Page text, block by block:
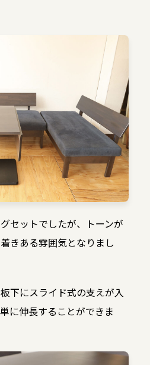
セットでしたが、トーンが
きある雰囲気となりまし
下にスライド式の支えが入
に伸長することができま